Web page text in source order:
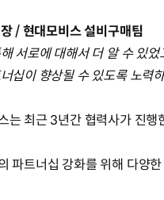
/ 현대모비스 설비구매팀
서로에 대해서 더 알 수 있
십이 향상될 수 있도록 노력
는 최근 3년간 협력사가 진
파트너십 강화를 위해 다양